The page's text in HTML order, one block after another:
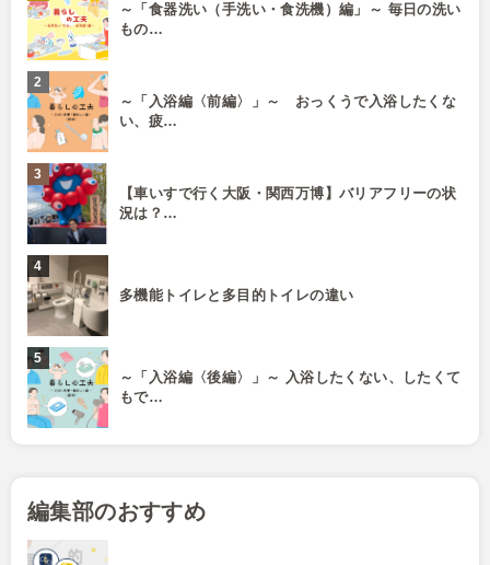
～「食器洗い（手洗い・食洗機）編」～ 毎日の洗い
もの…
～「入浴編〈前編〉」～ おっくうで入浴したくな
い、疲…
【車いすで行く大阪・関西万博】バリアフリーの状
況は？…
多機能トイレと多目的トイレの違い
～「入浴編〈後編〉」～ 入浴したくない、したくて
もで…
編集部のおすすめ